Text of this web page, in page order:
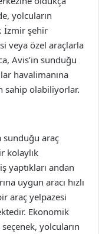
yolcuların
İzmir şehir
veya özel araçlarla
Avis’in sunduğu
havalimanına
sahip olabiliyorlar.
sunduğu araç
kolaylık
yaptıkları andan
uygun aracı hızlı
araç yelpazesi
Ekonomik
yolcuların